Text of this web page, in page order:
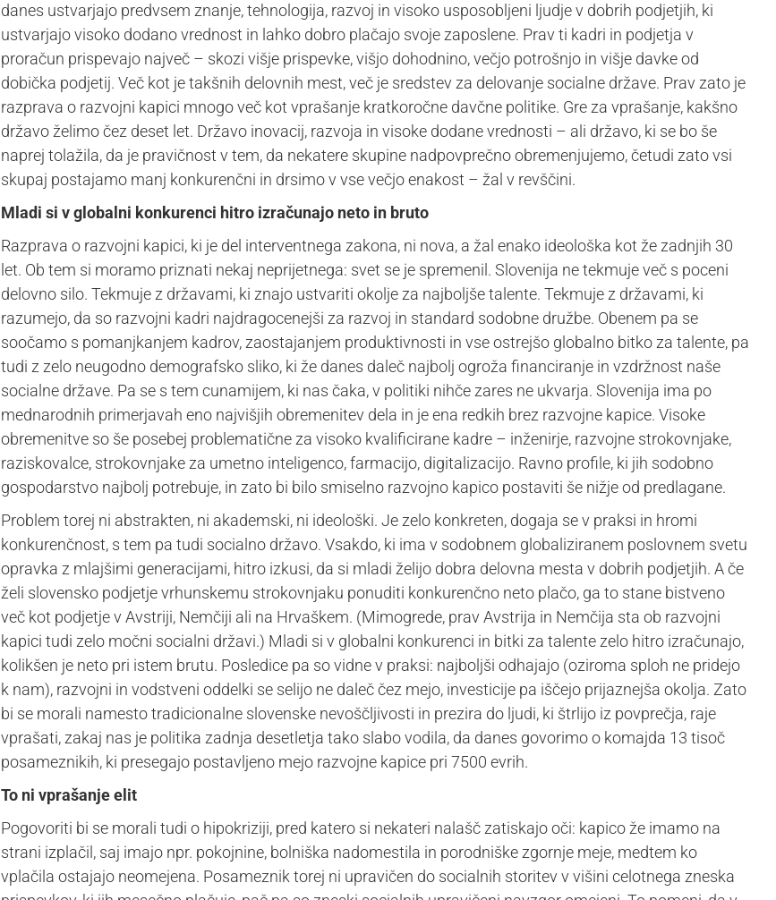
danes ustvarjajo predvsem znanje, tehnologija, razvoj in visoko usposobljeni ljudje v dobrih podjetjih, ki
ustvarjajo visoko dodano vrednost in lahko dobro plačajo svoje zaposlene. Prav ti kadri in podjetja v
proračun prispevajo največ – skozi višje prispevke, višjo dohodnino, večjo potrošnjo in višje davke od
dobička podjetij. Več kot je takšnih delovnih mest, več je sredstev za delovanje socialne države. Prav zato je
razprava o razvojni kapici mnogo več kot vprašanje kratkoročne davčne politike. Gre za vprašanje, kakšno
državo želimo čez deset let. Državo inovacij, razvoja in visoke dodane vrednosti – ali državo, ki se bo še
naprej tolažila, da je pravičnost v tem, da nekatere skupine nadpovprečno obremenjujemo, četudi zato vsi
skupaj postajamo manj konkurenčni in drsimo v vse večjo enakost – žal v revščini.
Mladi si v globalni konkurenci hitro izračunajo neto in bruto
Razprava o razvojni kapici, ki je del interventnega zakona, ni nova, a žal enako ideološka kot že zadnjih 30
let. Ob tem si moramo priznati nekaj neprijetnega: svet se je spremenil. Slovenija ne tekmuje več s poceni
delovno silo. Tekmuje z državami, ki znajo ustvariti okolje za najboljše talente. Tekmuje z državami, ki
razumejo, da so razvojni kadri najdragocenejši za razvoj in standard sodobne družbe. Obenem pa se
soočamo s pomanjkanjem kadrov, zaostajanjem produktivnosti in vse ostrejšo globalno bitko za talente, pa
tudi z zelo neugodno demografsko sliko, ki že danes daleč najbolj ogroža financiranje in vzdržnost naše
socialne države. Pa se s tem cunamijem, ki nas čaka, v politiki nihče zares ne ukvarja. Slovenija ima po
mednarodnih primerjavah eno najvišjih obremenitev dela in je ena redkih brez razvojne kapice. Visoke
obremenitve so še posebej problematične za visoko kvalificirane kadre – inženirje, razvojne strokovnjake,
raziskovalce, strokovnjake za umetno inteligenco, farmacijo, digitalizacijo. Ravno profile, ki jih sodobno
gospodarstvo najbolj potrebuje, in zato bi bilo smiselno razvojno kapico postaviti še nižje od predlagane.
Problem torej ni abstrakten, ni akademski, ni ideološki. Je zelo konkreten, dogaja se v praksi in hromi
konkurenčnost, s tem pa tudi socialno državo. Vsakdo, ki ima v sodobnem globaliziranem poslovnem svetu
opravka z mlajšimi generacijami, hitro izkusi, da si mladi želijo dobra delovna mesta v dobrih podjetjih. A če
želi slovensko podjetje vrhunskemu strokovnjaku ponuditi konkurenčno neto plačo, ga to stane bistveno
več kot podjetje v Avstriji, Nemčiji ali na Hrvaškem. (Mimogrede, prav Avstrija in Nemčija sta ob razvojni
kapici tudi zelo močni socialni državi.) Mladi si v globalni konkurenci in bitki za talente zelo hitro izračunajo,
kolikšen je neto pri istem brutu. Posledice pa so vidne v praksi: najboljši odhajajo (oziroma sploh ne pridejo
k nam), razvojni in vodstveni oddelki se selijo ne daleč čez mejo, investicije pa iščejo prijaznejša okolja. Zato
bi se morali namesto tradicionalne slovenske nevoščljivosti in prezira do ljudi, ki štrlijo iz povprečja, raje
vprašati, zakaj nas je politika zadnja desetletja tako slabo vodila, da danes govorimo o komajda 13 tisoč
posameznikih, ki presegajo postavljeno mejo razvojne kapice pri 7500 evrih.
To ni vprašanje elit
Pogovoriti bi se morali tudi o hipokriziji, pred katero si nekateri nalašč zatiskajo oči: kapico že imamo na
strani izplačil, saj imajo npr. pokojnine, bolniška nadomestila in porodniške zgornje meje, medtem ko
vplačila ostajajo neomejena. Posameznik torej ni upravičen do socialnih storitev v višini celotnega zneska